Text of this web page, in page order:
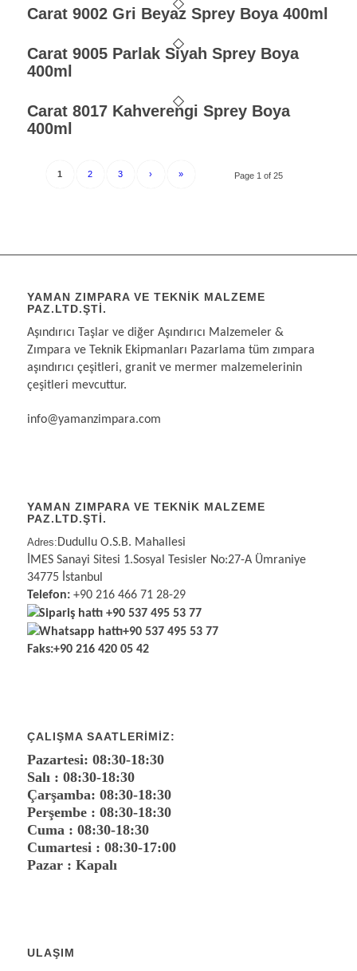
Carat 9002 Gri Beyaz Sprey Boya 400ml
Carat 9005 Parlak Siyah Sprey Boya
400ml
Carat 8017 Kahverengi Sprey Boya
400ml
Page 1 of 25
1 2 3 › »
YAMAN ZIMPARA VE TEKNIK MALZEME
PAZ.LTD.ŞTI.
Aşındırıcı Taşlar ve diğer Aşındırıcı Malzemeler &
Zımpara ve Teknik Ekipmanları Pazarlama tüm zımpara
aşındırıcı çeşitleri, granit ve mermer malzemelerinin
çeşitleri mevcuttur.
info@yamanzimpara.com
YAMAN ZIMPARA VE TEKNİK MALZEME
PAZ.LTD.ŞTİ.
Adres: Dudullu O.S.B. Mahallesi
İMES Sanayi Sitesi 1.Sosyal Tesisler No:27-A Ümraniye
34775 İstanbul
Telefon:+90 216 466 71 28-29
Sipariş hattı +90 537 495 53 77
Whatsapp hattı+90 537 495 53 77
Faks:+90 216 420 05 42
ÇALIŞMA SAATLERIMIZ:
Pazartesi: 08:30-18:30
Salı : 08:30-18:30
Çarşamba: 08:30-18:30
Perşembe : 08:30-18:30
Cuma : 08:30-18:30
Cumartesi : 08:30-17:00
Pazar : Kapalı
ULAŞIM